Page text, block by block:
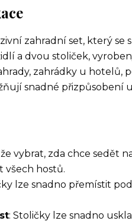
zahradní set, který se
a dvou stoliček,
zahrádky u hotelů,
snadné
vybrat, zda chce sedět
všech hostů.
lze snadno přemístit
: Stoličky lze snadno